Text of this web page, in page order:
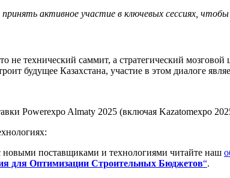
активное участие в ключевых сессиях,
не технический саммит, а стратегический
будущее Казахстана, участие в этом диалоге
Powerexpo Almaty 2025 (включая Kazatomexpo
новыми поставщиками и технологиями читайте наш
для Оптимизации Строительных Бюджетов“.